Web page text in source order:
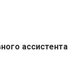
ассистента